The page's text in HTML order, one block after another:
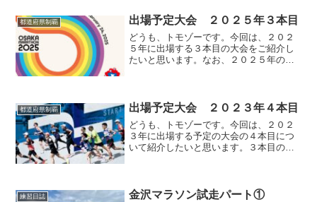
んですが、これだけは達成...
都道府県制覇 出場予定大会 ２０２５年３本目
どうも、トモゾーです。今回は、２０２
５年に出場する３本目の大会をご紹介し
たいと思います。なお、２０２５年の２
は２０２５年２月２４日（...
都道府県制覇 出場予定大会 ２０２３年４本目
どうも、トモゾーです。今回は、２０２
３年に出場する予定の大会の４本目につ
いて紹介したいと思います。３本目の大
催日は、２０２３年４月２...
練習日誌 金沢マラソン試走パート①